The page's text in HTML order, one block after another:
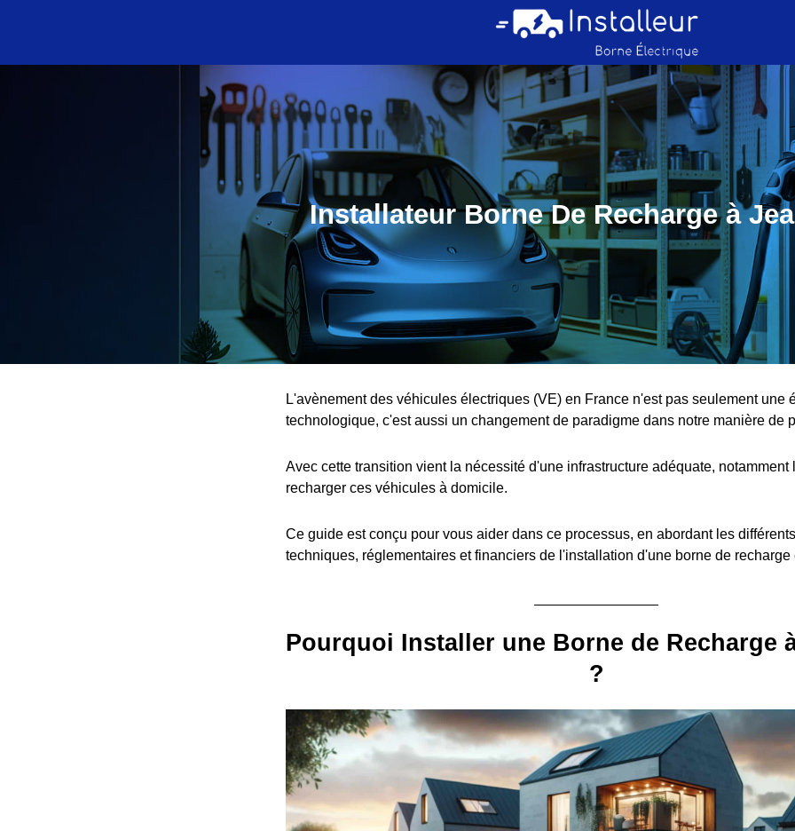
Installateur Borne De Recharge à
L'avènement des véhicules électriques (VE) en France n'est pas seulement une
technologique, c'est aussi un changement de paradigme dans notre manière de
Avec cette transition vient la nécessité d'une infrastructure adéquate,
recharger ces véhicules à domicile.
Ce guide est conçu pour vous aider dans ce processus, en abordant les
techniques, réglementaires et financiers de l'installation d'une borne de recharge
Pourquoi Installer une Borne de Recharge
?